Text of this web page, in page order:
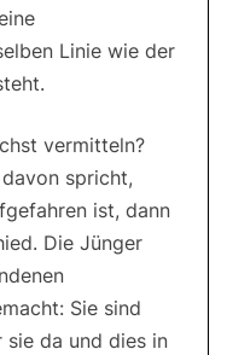
Linie wie der
vermitteln?
spricht,
ist, dann
Die Jünger
Sie sind
sie da und dies in